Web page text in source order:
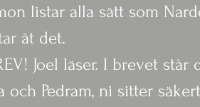
listar alla sätt som
åt det.
Joel läser. I brevet
och Pedram, ni sitter